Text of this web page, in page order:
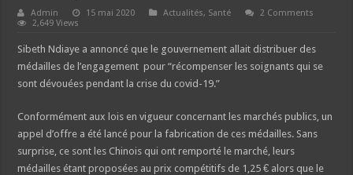
Admin 15 mai 2020 Actualités, Santé
2 Comments
2,649 Views
Sibeth Ndiaye a annoncé que le gouvernement allait distribuer des
médailles de l’engagement pour “récompenser les soignants qui se
sont dévouées pendant la crise du covid-19.”
Conformément aux lois en vigueur concernant les marchés publics, un
appel d’offre a été lancé pour la fabrication de ces médailles. Sans
surprise, ce sont les Chinois qui ont remporté le marché, leurs
médailles étant proposées au prix compétitifs de 1,25 € alors que le